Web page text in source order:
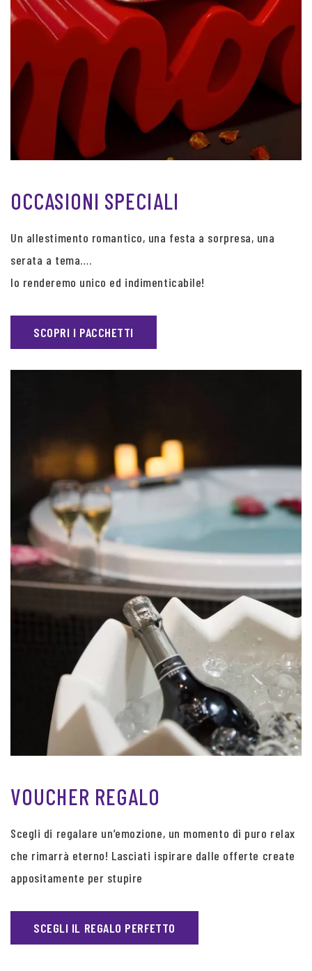
OCCASIONI SPECIALI
Un allestimento romantico, una festa a sorpresa, una
serata a tema….
lo renderemo unico ed indimenticabile!
SCOPRI I PACCHETTI
VOUCHER REGALO
Scegli di regalare un’emozione, un momento di puro relax
che rimarrà eterno! Lasciati ispirare dalle offerte create
appositamente per stupire
SCEGLI IL REGALO PERFETTO